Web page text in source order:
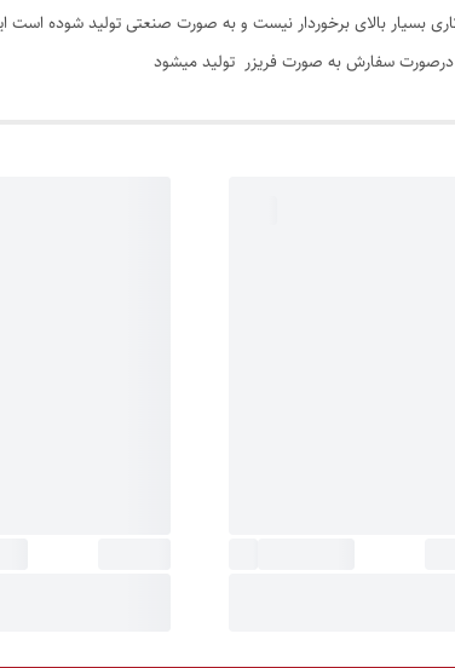
بسیار بالای برخوردار نیست و به صورت صنعتی تولید شوده است